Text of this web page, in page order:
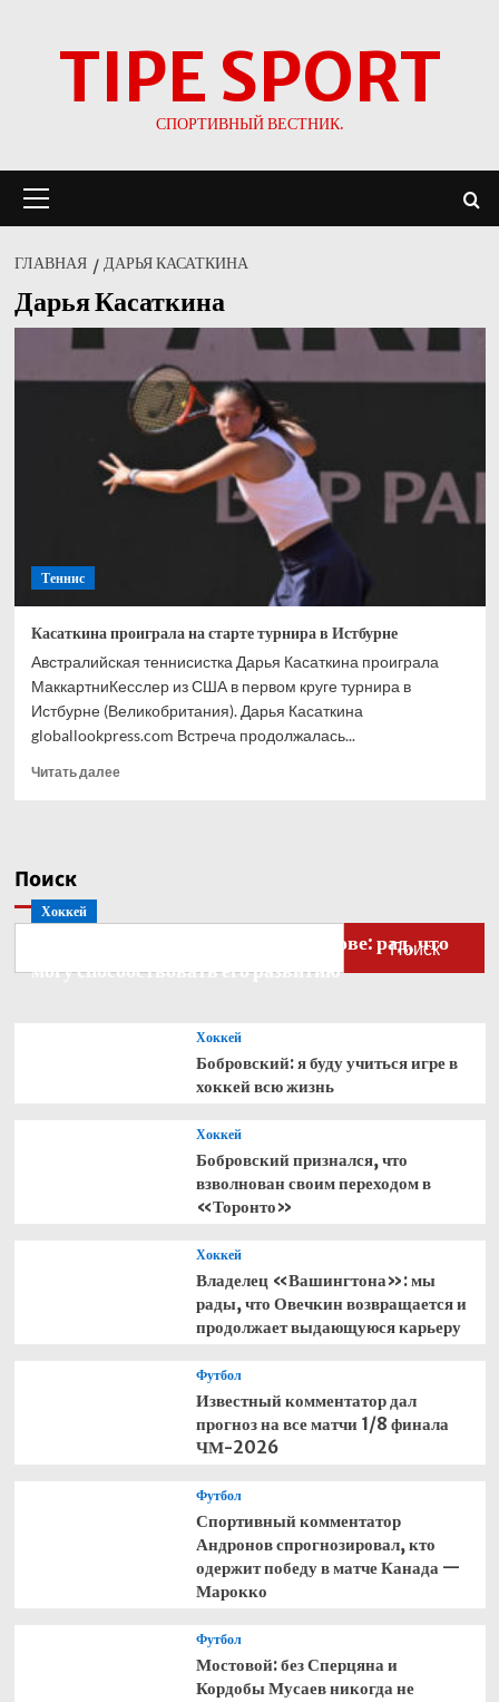
TIPE SPORT
СПОРТИВНЫЙ ВЕСТНИК.
меню
ГЛАВНАЯ ДАРЬЯ КАСАТКИНА
Дарья Касаткина
Теннис
Касаткина проиграла на старте турнира в Истбурне
Австралийская теннисистка Дарья Касаткина проиграла
МаккартниКесслер из США в первом круге турнира в
Истбурне (Великобритания). Дарья Касаткина
globallookpress.com Встреча продолжалась...
Читать далееПрочитать
Поиск
Поиск
Хоккей
Бобровский — о голкипере Ахтямове: рад, что
могу способствовать его развитию
Хоккей
Бобровский: я буду учиться игре в
хоккей всю жизнь
Хоккей
Бобровский признался, что
взволнован своим переходом в
«Торонто»
Хоккей
Владелец «Вашингтона»: мы
рады, что Овечкин возвращается и
продолжает выдающуюся карьеру
Футбол
Известный комментатор дал
прогноз на все матчи 1/8 финала
ЧМ-2026
Футбол
Спортивный комментатор
Андронов спрогнозировал, кто
одержит победу в матче Канада —
Марокко
Футбол
Мостовой: без Сперцяна и
Кордобы Мусаев никогда не